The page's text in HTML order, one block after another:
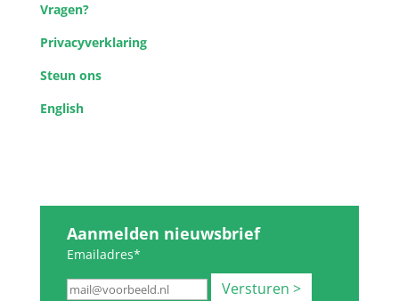
Vragen?
Privacyverklaring
Steun ons
English
Aanmelden nieuwsbrief
Emailadres*
Versturen >